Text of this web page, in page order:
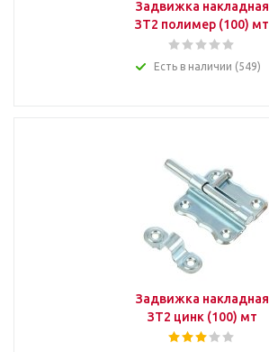
Задвижка накладная
ЗТ2 полимер (100) мт
Есть в наличии (549)
Задвижка накладная
ЗТ2 цинк (100) мт